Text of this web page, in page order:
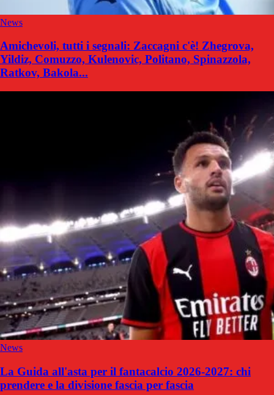
News
Amichevoli, tutti i segnali: Zaccagni c'è! Zhegrova,
Yildiz, Comuzzo, Kulenovic, Politano, Spinazzola,
Ratkov, Bakola...
News
La Guida all'asta per il fantacalcio 2026-2027: chi
prendere e la divisione fascia per fascia